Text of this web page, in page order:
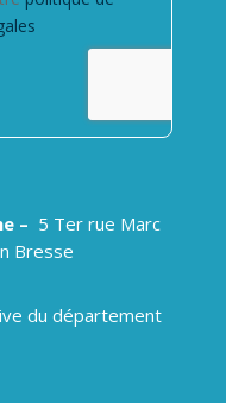
– 5 Ter rue Marc
Bresse
du département